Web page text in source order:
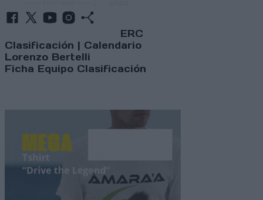
ERC
Clasificación | Calendario
Lorenzo Bertelli
Ficha Equipo Clasificación